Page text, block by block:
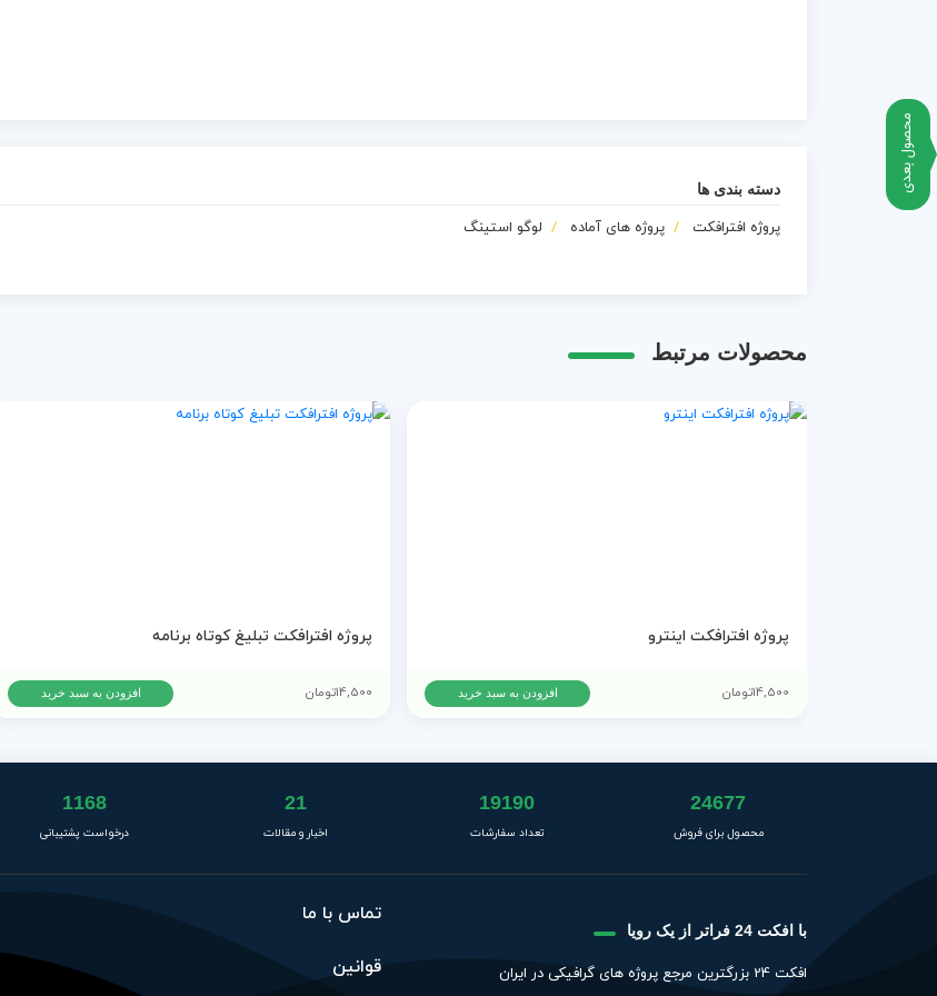
محصول بعدی دسته بندی ها
پروژه افترافکت پروژه های آماده لوگو استینگ
محصولات مرتبط
پروژه افترافکت اینترو
14,500تومان افزودن به سبد خرید
پروژه افترافکت تبلیغ کوتاه برنامه
14,500تومان افزودن به سبد خرید
24677
محصول برای فروش
19190
تعداد سفارشات
21
اخبار و مقالات
1168
درخواست پشتیبانی
با افکت 24 فراتر از یک رویا
افکت 24 بزرگترین مرجع پروژه های گرافیکی در ایران
تماس با ما
قوانین